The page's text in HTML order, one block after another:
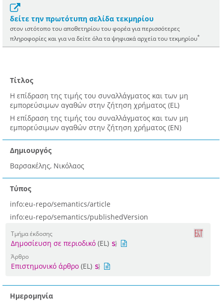
δείτε την πρωτότυπη σελίδα τεκμηρίου
στον ιστότοπο του αποθετηρίου του φορέα για περισσότερες
πληροφορίες και για να δείτε όλα τα ψηφιακά αρχεία του τεκμηρίου*
Τίτλος
Η επίδραση της τιμής του συναλλάγματος και των μη
εμπορεύσιμων αγαθών στην ζήτηση χρήματος (EL)
Η επίδραση της τιμής του συναλλάγματος και των μη
εμπορεύσιμων αγαθών στην ζήτηση χρήματος (EN)
Δημιουργός
Βαρσακέλης, Νικόλαος
Τύπος
info:eu-repo/semantics/article
info:eu-repo/semantics/publishedVersion
Τμήμα έκδοσης
Δημοσίευση σε περιοδικό (EL)
Άρθρο
Επιστημονικό άρθρο (EL)
Ημερομηνία